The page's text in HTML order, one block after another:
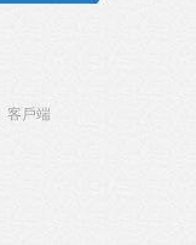
客戶端